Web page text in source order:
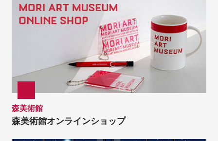
森美術館
森美術館オンラインショップ